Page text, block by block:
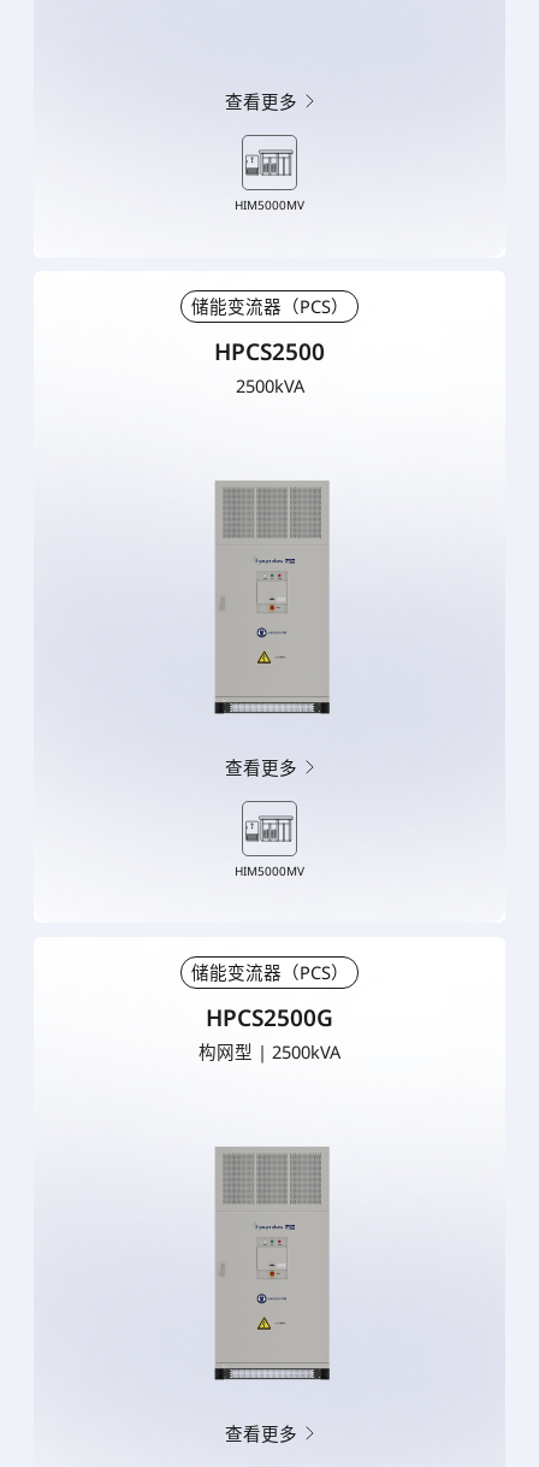
查看更多
HIM5000MV
储能变流器（PCS）
HPCS2500
2500kVA
查看更多
HIM5000MV
储能变流器（PCS）
HPCS2500G
构网型 | 2500kVA
查看更多